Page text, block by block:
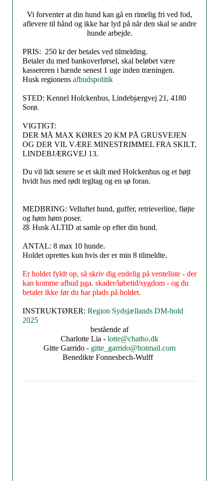
Vi forventer at din hund kan gå en rimelig fri ved fod,
aflevere til hånd og ikke har lyd på når den skal se andre
hunde arbejde.
PRIS: 250 kr der betales ved tilmelding.
Betaler du med bankoverførsel, skal beløbet være
kassereren i hænde senest 1 uge inden træningen.
Husk regionens afbudspolitik
STED: Kennel Holckenhus, Lindebjærgvej 21, 4180
Sorø.
VIGTIGT:
DER MÅ MAX KØRES 20 KM PÅ GRUSVEJEN
OG DER VIL VÆRE MINESTRIMMEL FRA SKILT,
LINDEBJÆRGVEJ 13.
Du vil lidt senere se et skilt med Holckenhus og et højt
hvidt hus med rødt tegltag og en sø foran.
MEDBRING: Velluftet hund, guffer, retrieverline, fløjte
og høm høm poser.
💩 Husk ALTID at samle op efter din hund.
ANTAL: 8 max 10 hunde.
Holdet oprettes kun hvis der er min 8 tilmeldte.
Er holdet fyldt op, så skriv dig endelig på venteliste - der
kan komme afbud pga. skader/løbetid/sygdom - og du
betaler ikke før du har plads på holdet.
INSTRUKTØRER: Region Sydsjællands DM-hold
2025
bestående af
Charlotte Lia - lotte@chatho.dk
Gitte Garrido - gitte_garrido@hotmail.com
Benedikte Fonnesbech-Wulff